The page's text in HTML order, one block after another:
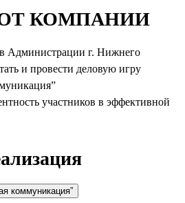
КОМПАНИИ
Администрации г. Нижнего
и провести деловую игру
участников в эффективной
коммуникация”